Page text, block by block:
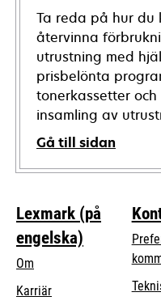
Ta reda på hur du
återvinna
utrustning med
prisbelönta
tonerkassetter
insamling av
Gå till sidan
Lexmark (på
engelska)
Om
Karriär